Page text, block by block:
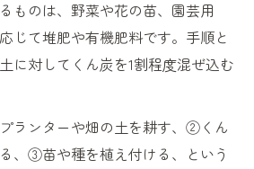
ものは、野菜や花の苗、園芸用
じて堆肥や有機肥料です。手順と
に対してくん炭を1割程度混ぜ込む
ランターや畑の土を耕す、②くん
、③苗や種を植え付ける、という